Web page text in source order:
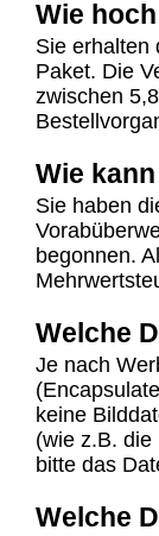
Wie
Sie erhalten
Paket. Die
zwischen
Wie
Sie haben
begonnen.
Welche
Je nach
keine
(wie z.B.
bitte das
Welche